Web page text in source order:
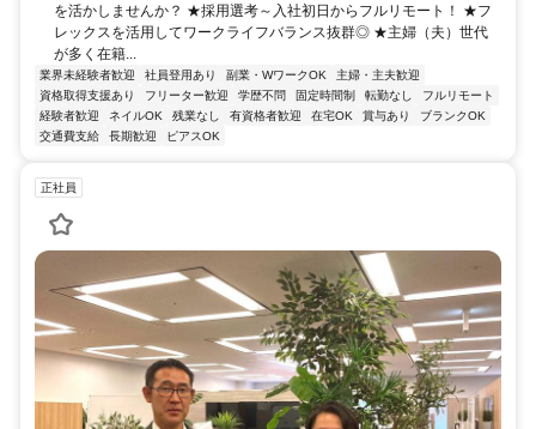
を活かしませんか？ ★採用選考～入社初日からフルリモート！ ★フ
レックスを活用してワークライフバランス抜群◎ ★主婦（夫）世代
が多く在籍...
業界未経験者歓迎 社員登用あり 副業・WワークOK
主婦・主夫歓迎
資格取得支援あり
フリーター歓迎 学歴不問 固定時間制 転勤なし
フルリモート
経験者歓迎
ネイルOK 残業なし 有資格者歓迎 在宅OK 賞与あり
ブランクOK
交通費支給
長期歓迎 ピアスOK
正社員